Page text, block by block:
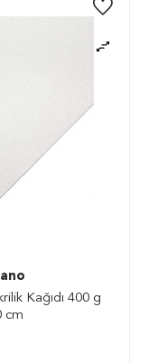
Kağıdı 400 g
cm